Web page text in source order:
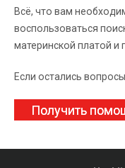
Всё, что вам
воспользоваться
материнской платой и
Если остались
Получить